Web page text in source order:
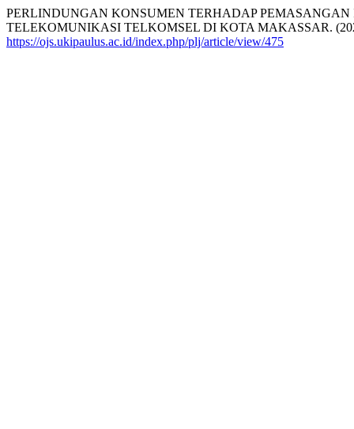
PERLINDUNGAN KONSUMEN TERHADAP
TELEKOMUNIKASI TELKOMSEL DI KOTA MAKASSAR.
https://ojs.ukipaulus.ac.id/index.php/plj/article/view/475